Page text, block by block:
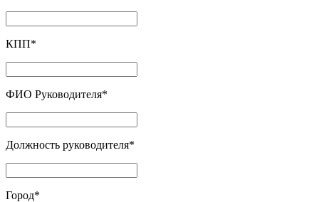
КПП*
ФИО Руководителя*
Должность руководителя*
Город*